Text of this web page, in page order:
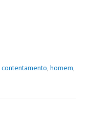
contentamento, homem,